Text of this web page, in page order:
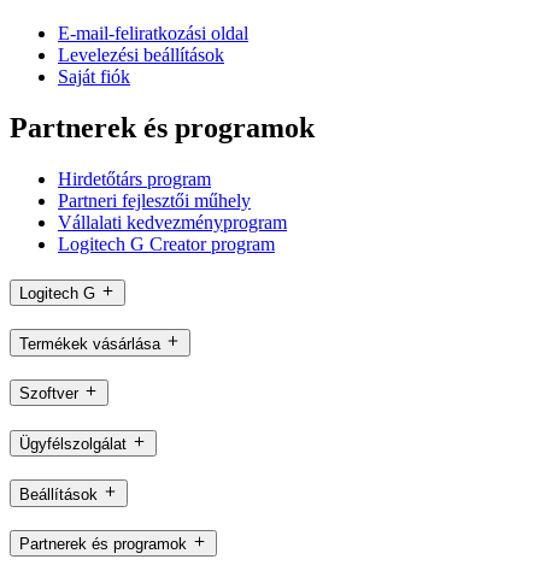
E-mail-feliratkozási oldal
Levelezési beállítások
Saját fiók
Partnerek és programok
Hirdetőtárs program
Partneri fejlesztői műhely
Vállalati kedvezményprogram
Logitech G Creator program
Logitech G
Termékek vásárlása
Szoftver
Ügyfélszolgálat
Beállítások
Partnerek és programok